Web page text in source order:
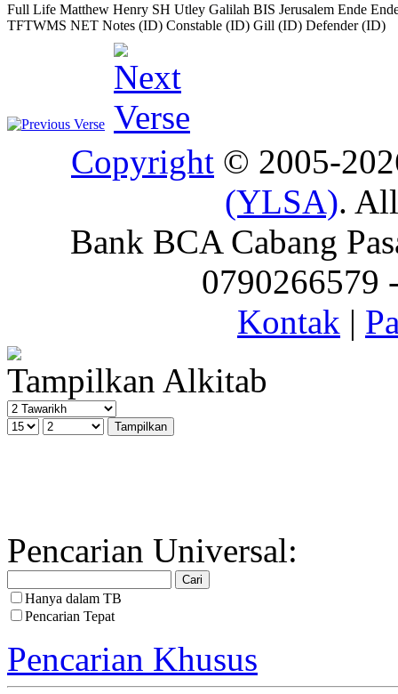
Full Life Matthew Henry SH Utley Galilah BIS Jerusalem Ende
TFTWMS NET Notes (ID) Constable (ID) Gill (ID) Defender (ID)
Copyright © 2005-
(YLSA).
Bank BCA Cabang
0790266579
Kontak |
Tampilkan Alkitab
Pencarian Universal:
Hanya dalam TB
Pencarian Tepat
Pencarian Khusus